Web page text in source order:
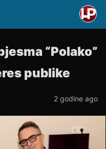
“Polako”
publike
2 godine ago